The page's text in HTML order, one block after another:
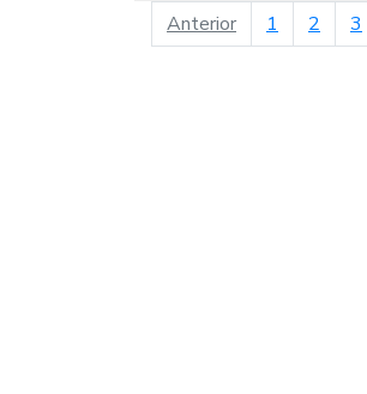
Anteriorpágina anterior
1 2 3